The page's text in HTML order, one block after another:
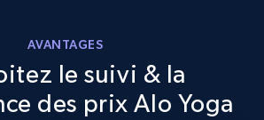
874+ Commencer
AVANTAGES
le suivi & la
des prix Alo Yoga